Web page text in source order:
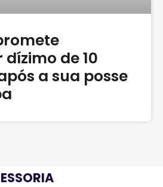
de 10
a sua posse